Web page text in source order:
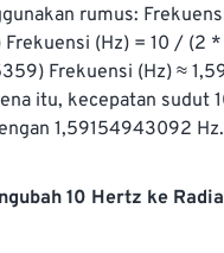
rumus:
(Hz) = 10 / (2 *
Frekuensi (Hz) ≈
itu, kecepatan sudut
1,59154943092 Hz.
10 Hertz ke